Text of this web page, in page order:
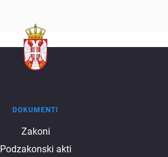
DOKUMENTI
Zakoni
Podzakonski akti